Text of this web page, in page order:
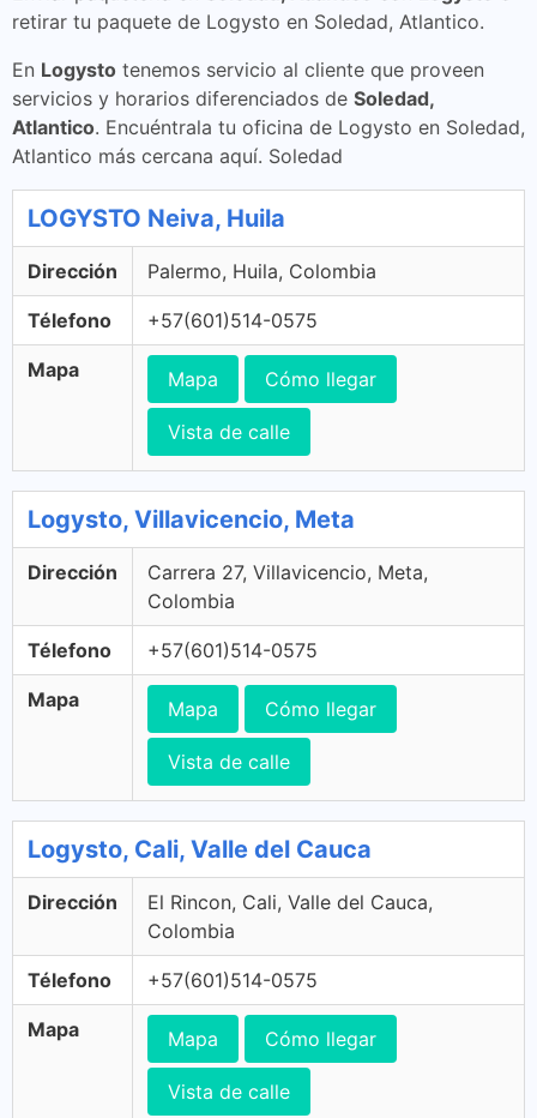
retirar tu paquete de Logysto en Soledad, Atlantico.
En Logysto tenemos servicio al cliente que proveen
servicios y horarios diferenciados de Soledad,
Atlantico. Encuéntrala tu oficina de Logysto en Soledad,
Atlantico más cercana aquí. Soledad
LOGYSTO Neiva, Huila
Dirección Palermo, Huila, Colombia
Télefono +57(601)514-0575
Mapa Mapa Cómo llegar
Vista de calle
Logysto, Villavicencio, Meta
Dirección
Carrera 27, Villavicencio, Meta,
Colombia
Télefono +57(601)514-0575
Mapa Mapa Cómo llegar
Vista de calle
Logysto, Cali, Valle del Cauca
Dirección
El Rincon, Cali, Valle del Cauca,
Colombia
Télefono +57(601)514-0575
Mapa Mapa Cómo llegar
Vista de calle